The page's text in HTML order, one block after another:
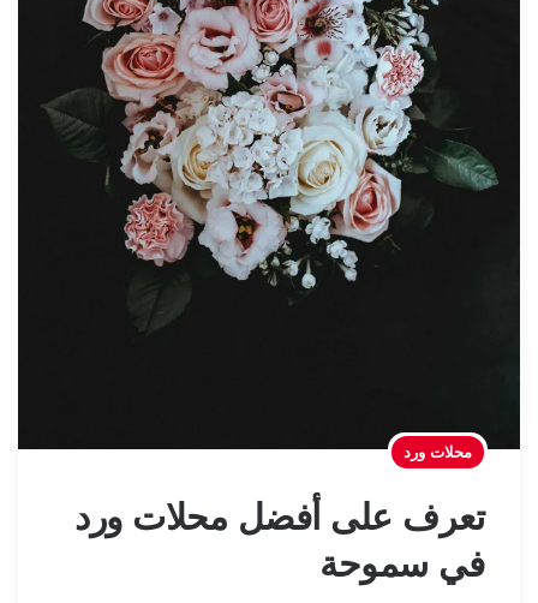
محلات ورد
تعرف على أفضل محلات ورد
في سموحة